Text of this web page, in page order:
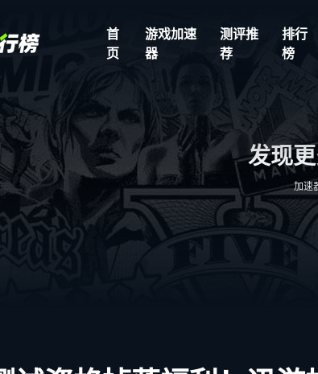
首
页
游戏加速
器
测评推
荐
排行
榜
发现
加速